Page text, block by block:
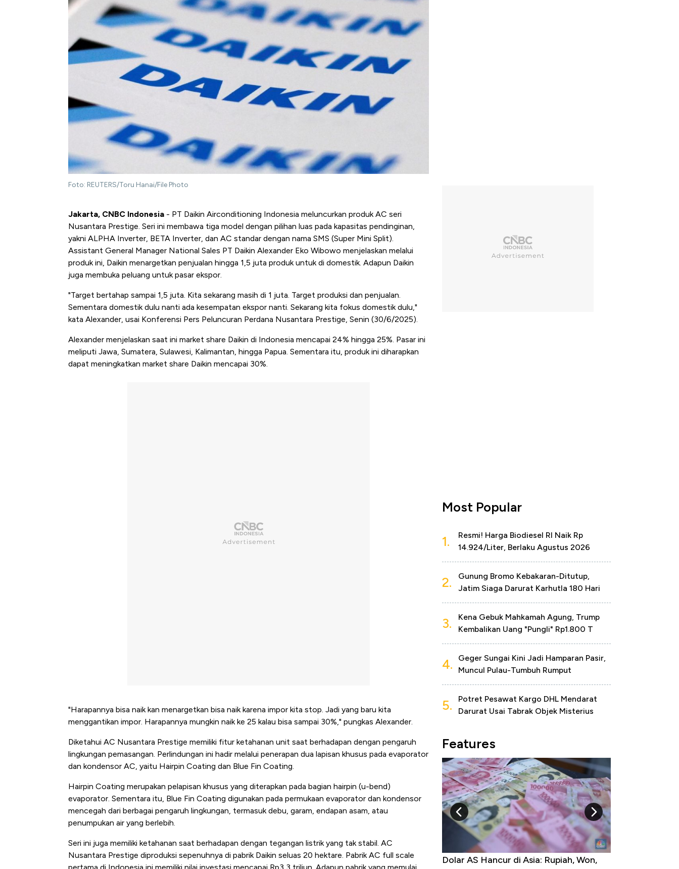
Foto: REUTERS/Toru Hanai/File Photo
Jakarta, CNBC Indonesia - PT Daikin Airconditioning Indonesia meluncurkan produk AC seri
Nusantara Prestige. Seri ini membawa tiga model dengan pilihan luas pada kapasitas pendinginan,
yakni ALPHA Inverter, BETA Inverter, dan AC standar dengan nama SMS (Super Mini Split).
Assistant General Manager National Sales PT Daikin ⁠Alexander Eko Wibowo menjelaskan melalui
produk ini, Daikin menargetkan penjualan hingga 1,5 juta produk untuk di domestik. Adapun Daikin
juga membuka peluang untuk pasar ekspor.
"Target bertahap sampai 1,5 juta. Kita sekarang masih di 1 juta. Target produksi dan penjualan.
Sementara domestik dulu nanti ada kesempatan ekspor nanti. Sekarang kita fokus domestik dulu,"
kata Alexander, usai Konferensi Pers Peluncuran Perdana Nusantara Prestige, Senin (30/6/2025).
Alexander menjelaskan saat ini market share Daikin di Indonesia mencapai 24% hingga 25%. Pasar ini
meliputi Jawa, Sumatera, Sulawesi, Kalimantan, hingga Papua. Sementara itu, produk ini diharapkan
dapat meningkatkan market share Daikin mencapai 30%.
"Harapannya bisa naik kan menargetkan bisa naik karena impor kita stop. Jadi yang baru kita
menggantikan impor. Harapannya mungkin naik ke 25 kalau bisa sampai 30%," pungkas Alexander.
Diketahui AC Nusantara Prestige memiliki fitur ketahanan unit saat berhadapan dengan pengaruh
lingkungan pemasangan. Perlindungan ini hadir melalui penerapan dua lapisan khusus pada evaporator
dan kondensor AC, yaitu Hairpin Coating dan Blue Fin Coating.
Hairpin Coating merupakan pelapisan khusus yang diterapkan pada bagian hairpin (u-bend)
evaporator. Sementara itu, Blue Fin Coating digunakan pada permukaan evaporator dan kondensor
mencegah dari berbagai pengaruh lingkungan, termasuk debu, garam, endapan asam, atau
penumpukan air yang berlebih.
Seri ini juga memiliki ketahanan saat berhadapan dengan tegangan listrik yang tak stabil. AC
Nusantara Prestige diproduksi sepenuhnya di pabrik Daikin seluas 20 hektare. Pabrik AC full scale
Most Popular
1.
Resmi! Harga Biodiesel RI Naik Rp
14.924/Liter, Berlaku Agustus 2026
2.
Gunung Bromo Kebakaran-Ditutup,
Jatim Siaga Darurat Karhutla 180 Hari
3.
Kena Gebuk Mahkamah Agung, Trump
Kembalikan Uang "Pungli" Rp1.800 T
4.
Geger Sungai Kini Jadi Hamparan Pasir,
Muncul Pulau-Tumbuh Rumput
5.
Potret Pesawat Kargo DHL Mendarat
Darurat Usai Tabrak Objek Misterius
Features
5 Raja Ekonomi Indonesia: Maaf, Gak
Dolar AS Hancur di Asia: Rupiah, Won,
Harga Emas Mengamuk 4% dalam 24